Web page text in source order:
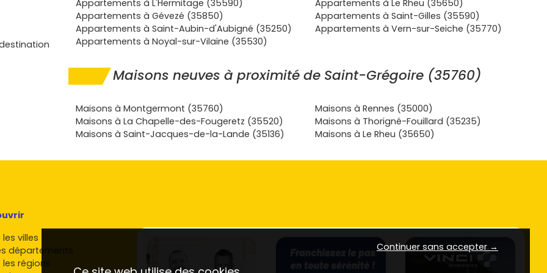
2020
un
un bien
Appartements à L'Hermitage (35590)
Appartements à Le Rheu (35650)
Appartements à Gévezé (35850)
Appartements à Saint-Gilles (35590)
Appartements à Saint-Aubin-d'Aubigné (35250)
Appartements à Vern-sur-Seiche (35770)
Appartements à Noyal-sur-Vilaine (35530)
Maisons neuves à proximité de Saint-Grégoire (35760)
Maisons à Montgermont (35760)
Maisons à Rennes (35000)
Maisons à La Chapelle-des-Fougeretz (35520)
Maisons à Thorigné-Fouillard (35235)
Maisons à Saint-Jacques-de-la-Lande (35136)
Maisons à Le Rheu (35650)
villes
départements
régions
Continuer sans accepter →